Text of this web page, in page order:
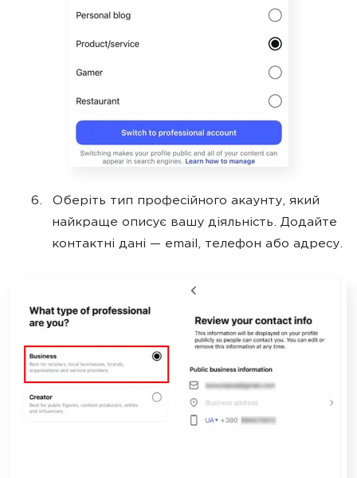
Оберіть тип професійного акаунту, який
найкраще описує вашу діяльність. Додайте
контактні дані — email, телефон або адресу.